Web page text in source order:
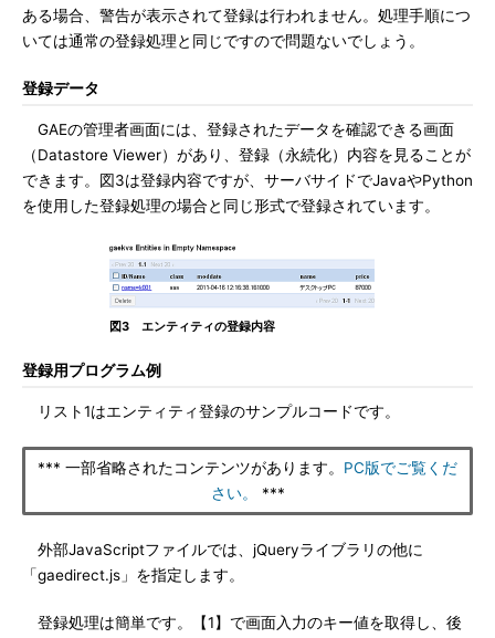
ある場合、警告が表示されて登録は行われません。処理手順につ
いては通常の登録処理と同じですので問題ないでしょう。
登録データ
GAEの管理者画面には、登録されたデータを確認できる画面
（Datastore Viewer）があり、登録（永続化）内容を見ることが
できます。図3は登録内容ですが、サーバサイドでJavaやPython
を使用した登録処理の場合と同じ形式で登録されています。
図3 エンティティの登録内容
登録用プログラム例
リスト1はエンティティ登録のサンプルコードです。
*** 一部省略されたコンテンツがあります。 PC版でご覧くだ
さい。
***
外部JavaScriptファイルでは、jQueryライブラリの他に
「gaedirect.js」を指定します。
登録処理は簡単です。【1】で画面入力のキー値を取得し、後